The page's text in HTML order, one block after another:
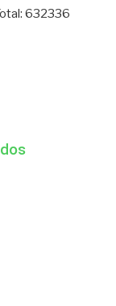
632336